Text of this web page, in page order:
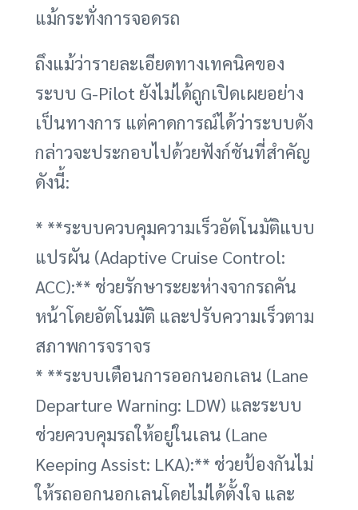
แม้กระทั่งการจอดรถ
ถึงแม้ว่ารายละเอียดทางเทคนิคของ
ระบบ G-Pilot ยังไม่ได้ถูกเปิดเผยอย่าง
เป็นทางการ แต่คาดการณ์ได้ว่าระบบดัง
กล่าวจะประกอบไปด้วยฟังก์ชันที่สำคัญ
ดังนี้:
* **ระบบควบคุมความเร็วอัตโนมัติแบบ
แปรผัน (Adaptive Cruise Control:
ACC):** ช่วยรักษาระยะห่างจากรถคัน
หน้าโดยอัตโนมัติ และปรับความเร็วตาม
สภาพการจราจร
* **ระบบเตือนการออกนอกเลน (Lane
Departure Warning: LDW) และระบบ
ช่วยควบคุมรถให้อยู่ในเลน (Lane
Keeping Assist: LKA):** ช่วยป้องกันไม่
ให้รถออกนอกเลนโดยไม่ได้ตั้งใจ และ